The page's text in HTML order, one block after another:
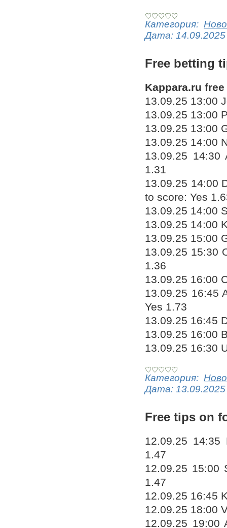
Категория:
Дата: 14.09.2025
Free betting
Kappara.ru
13.09.25 13:00
13.09.25 13:00
13.09.25 13:00
13.09.25 14:00
13.09.25 14:30
1.31
13.09.25 14:00
to score: Yes
13.09.25 14:00
13.09.25 14:00
13.09.25 15:00
13.09.25 15:30
1.36
13.09.25 16:00
13.09.25 16:45
Yes 1.73
13.09.25 16:45
13.09.25 16:00
13.09.25 16:30
Категория:
Дата: 13.09.2025
Free tips on
12.09.25
1.47
12.09.25 15:00
1.47
12.09.25 16:45
12.09.25 18:00
12.09.25 19:00